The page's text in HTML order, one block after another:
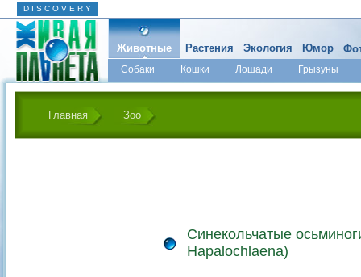
D I S C O V E R Y
Животные
Собаки Кошки Лошади
Грызуны
Микромир
Растения Экология Юмор
Главная Зоо
Синекольчатые
Hapalochlaena)